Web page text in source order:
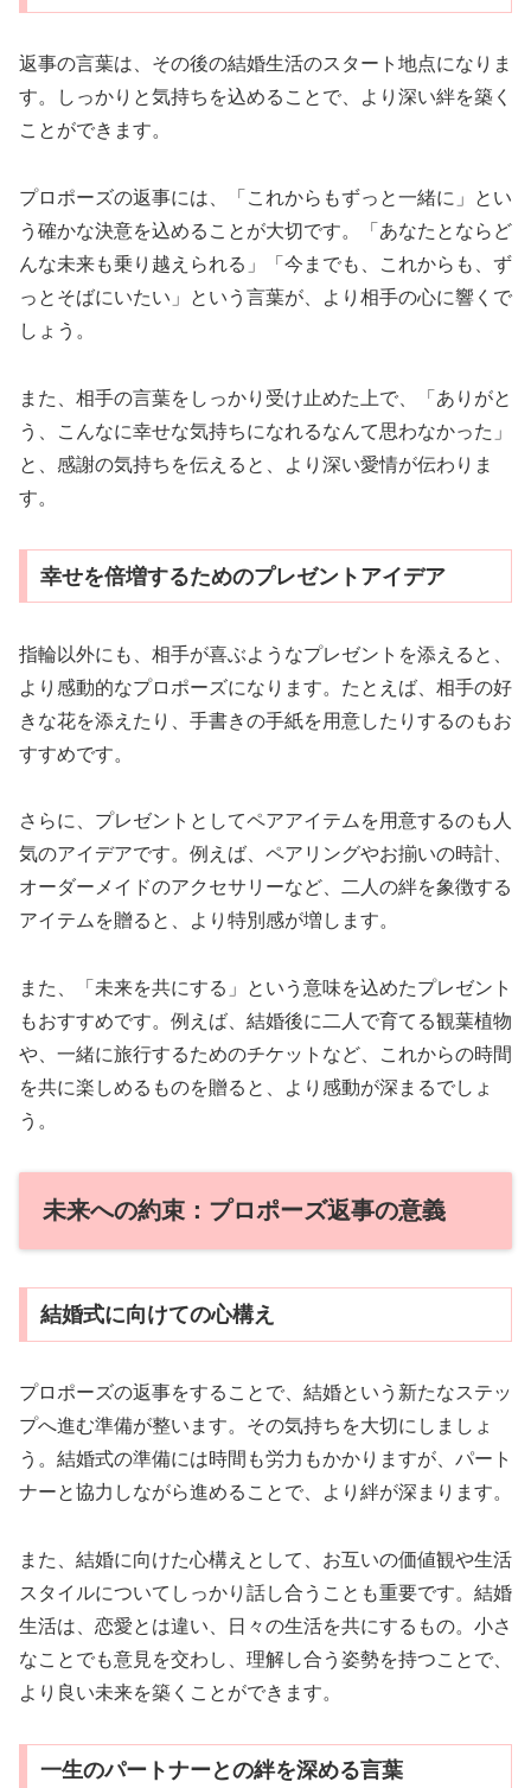
返事の言葉は、その後の結婚生活のスタート地点になりま
す。しっかりと気持ちを込めることで、より深い絆を築く
ことができます。
プロポーズの返事には、「これからもずっと一緒に」とい
う確かな決意を込めることが大切です。「あなたとならど
んな未来も乗り越えられる」「今までも、これからも、ず
っとそばにいたい」という言葉が、より相手の心に響くで
しょう。
また、相手の言葉をしっかり受け止めた上で、「ありがと
う、こんなに幸せな気持ちになれるなんて思わなかった」
と、感謝の気持ちを伝えると、より深い愛情が伝わりま
す。
幸せを倍増するためのプレゼントアイデア
指輪以外にも、相手が喜ぶようなプレゼントを添えると、
より感動的なプロポーズになります。たとえば、相手の好
きな花を添えたり、手書きの手紙を用意したりするのもお
すすめです。
さらに、プレゼントとしてペアアイテムを用意するのも人
気のアイデアです。例えば、ペアリングやお揃いの時計、
オーダーメイドのアクセサリーなど、二人の絆を象徴する
アイテムを贈ると、より特別感が増します。
また、「未来を共にする」という意味を込めたプレゼント
もおすすめです。例えば、結婚後に二人で育てる観葉植物
や、一緒に旅行するためのチケットなど、これからの時間
を共に楽しめるものを贈ると、より感動が深まるでしょ
う。
未来への約束：プロポーズ返事の意義
結婚式に向けての心構え
プロポーズの返事をすることで、結婚という新たなステッ
プへ進む準備が整います。その気持ちを大切にしましょ
う。結婚式の準備には時間も労力もかかりますが、パート
ナーと協力しながら進めることで、より絆が深まります。
また、結婚に向けた心構えとして、お互いの価値観や生活
スタイルについてしっかり話し合うことも重要です。結婚
生活は、恋愛とは違い、日々の生活を共にするもの。小さ
なことでも意見を交わし、理解し合う姿勢を持つことで、
より良い未来を築くことができます。
一生のパートナーとの絆を深める言葉